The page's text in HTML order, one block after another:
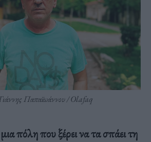
Παπαϊωάννου / Olafaq
πόλη που ξέρει να τα σπάει τη